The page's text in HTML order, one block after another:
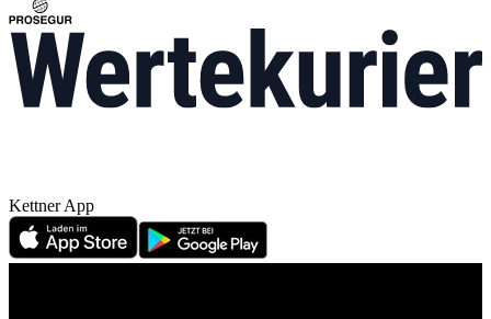
Kettner App